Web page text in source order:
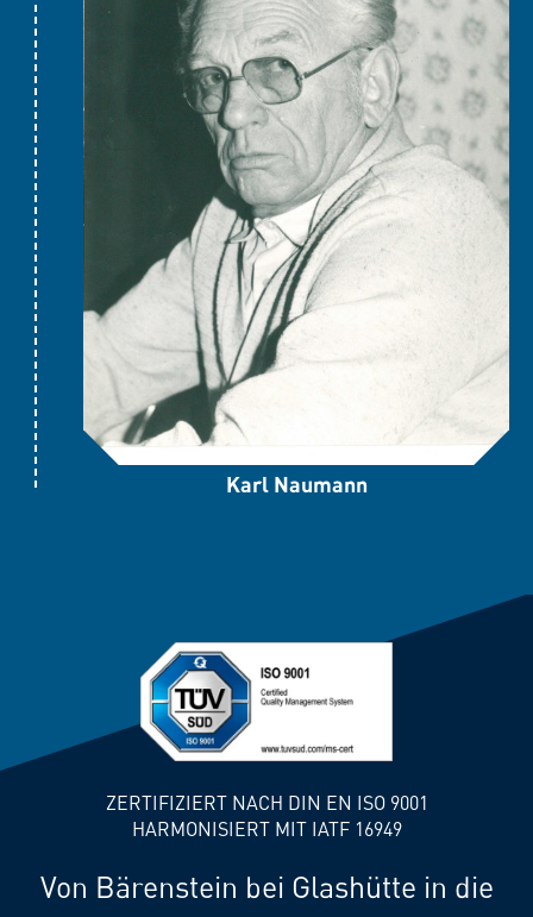
Karl Naumann
ZERTIFIZIERT NACH DIN EN ISO 9001
HARMONISIERT MIT IATF 16949
Von Bärenstein bei Glashütte in die